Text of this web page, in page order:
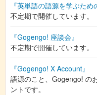
『英単語の語源を学ぶため
不定期で開催しています。
『Gogengo! 座談会』
不定期で開催しています。
『Gogengo! X Account』
語源のこと、Gogengo! の
ントです。